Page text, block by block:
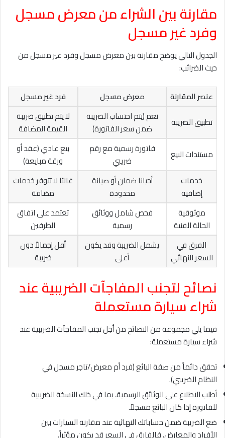
مقارنة بين الشراء من معرض مسجل
وفرد غير مسجل
الجدول التالي يوضح مقارنة بين معرض مسجل وفرد غير مسجل من
حيث الضرائب:
عنصر المقارنة
معرض مسجل
فرد غير مسجل
تطبيق الضريبة
نعم (يتم احتساب الضريبة
ضمن سعر الفاتورة)
لا يتم تطبيق ضريبة
القيمة المضافة
مستندات البيع
فاتورة رسمية مع رقم
ضريبي
بيع عادي (عقد أو
ورقة مبايعة)
خدمات
إضافية
أحيانا ضمان أو صيانة
محدودة
غالبًا لا تتوفر خدمات
مضافة
موثوقية
الحالة الفنية
فحص شامل ووثائق
رسمية
تعتمد على اتفاق
الطرفين
الفرق في
السعر النهائي
يشمل الضريبة وقد يكون
أعلى
أقل إجمالاً دون
ضريبة
نصائح لتجنب المفاجآت الضريبية عند
شراء سيارة مستعملة
فيما يلي مجموعة من النصائح من أجل تجنب المفاجآت الضريبية عند
شراء سيارة مستعملة:
تحقق دائماً من صفة البائع (فرد أم معرض/تاجر مسجل في
النظام الضريبي).
أطلب الاطلاع على الوثائق الرسمية، بما في ذلك النسخة الضريبية
للفاتورة إذا كان البائع مسجلاً.
ضع الضريبة ضمن حساباتك النهائية عند مقارنة السيارات بين
الأفراد والمعارض، فالفارق في السعر قد يكون مؤثراً.